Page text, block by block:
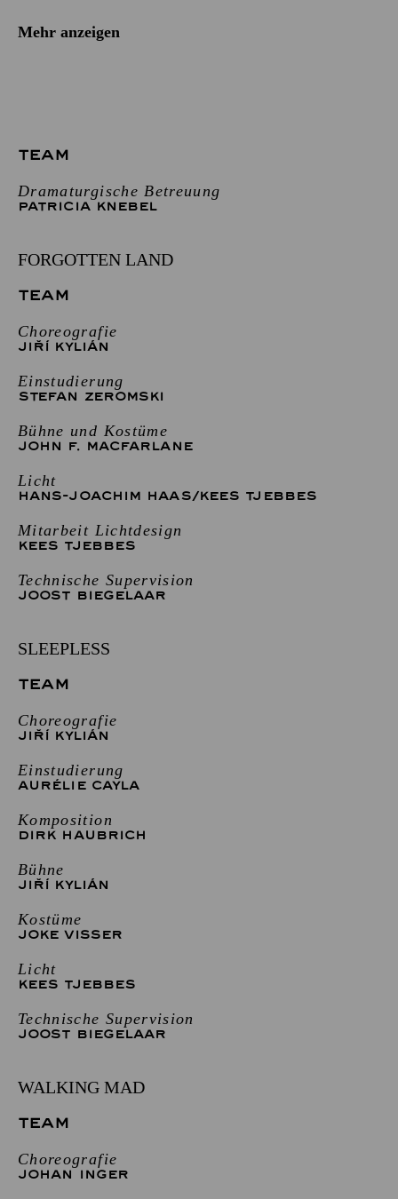
Mehr anzeigen
TEAM
Dramaturgische Betreuung
PATRICIA KNEBEL
FORGOTTEN LAND
TEAM
Choreografie
JIŘÍ KYLIÁN
Einstudierung
STEFAN ZEROMSKI
Bühne und Kostüme
JOHN F. MACFARLANE
Licht
HANS-JOACHIM HAAS/KEES TJEBBES
Mitarbeit Lichtdesign
KEES TJEBBES
Technische Supervision
JOOST BIEGELAAR
SLEEPLESS
TEAM
Choreografie
JIŘÍ KYLIÁN
Einstudierung
AURÉLIE CAYLA
Komposition
DIRK HAUBRICH
Bühne
JIŘÍ KYLIÁN
Kostüme
JOKE VISSER
Licht
KEES TJEBBES
Technische Supervision
JOOST BIEGELAAR
WALKING MAD
TEAM
Choreografie
JOHAN INGER